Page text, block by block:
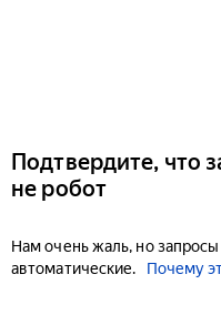
Подтвердите, что
не робот
Нам очень жаль, но
автоматические.
Почему